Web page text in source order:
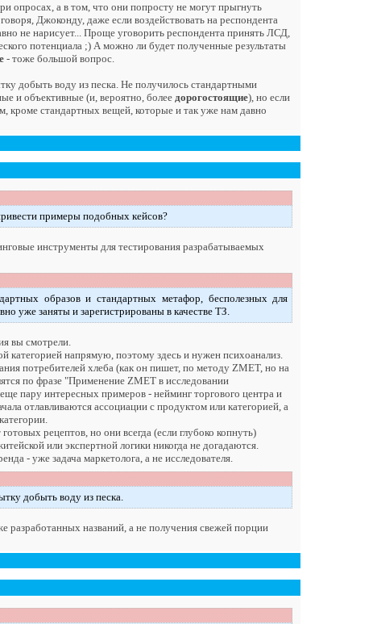
а в том, что они попросту не могут прыгнуть
Джоконду, даже если воздействовать на респондента
не нарисует... Проще уговорить респондента принять ЛСД,
потенциала ;) А можно ли будет полученные результаты
- тоже большой вопрос.
добыть воду из песка. Не получилось стандартными
и объективные (и, вероятно, болеедорогостоящие), но если
кроме стандартных вещей, которые и так уже нам давно
примеры подобных кейсов?
инструменты для тестирования разрабатываемых
образов и стандартных метафор, бесполезных для
уже заняты и зарегистрированы в качестве ТЗ.
вы смотрели.
категорией напрямую, поэтому здесь и нужен психоанализ.
потребителей хлеба (как он пишет, по методу ZMET, но на
по фразе "Применение ZMET в исследовании
пару интересных примеров - нейминг торгового центра и
отлавливаются ассоциации с продуктом или категорией, а
рецептов, но они всегда (если глубоко копнуть)
или экспертной логики никогда не догадаются.
- уже задача маркетолога, а не исследователя.
добыть воду из песка.
разработанных названий, а не получения свежей порции